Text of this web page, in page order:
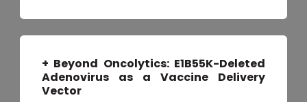
+ Beyond Oncolytics: E1B55K-Deleted
Adenovirus as a Vaccine Delivery
Vector